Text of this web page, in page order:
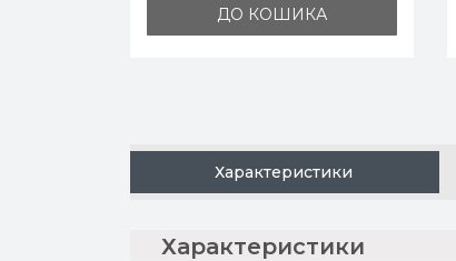
ДО КОШИКА
Характеристики
характеристики